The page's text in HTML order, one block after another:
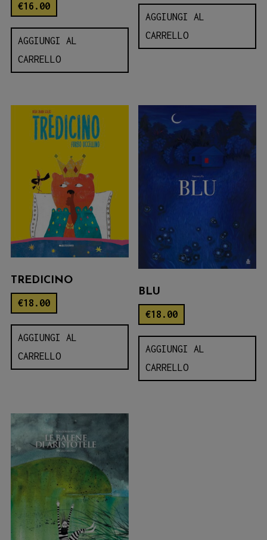
€16.00
AGGIUNGI AL
CARRELLO
AGGIUNGI AL
CARRELLO
TREDICINO
€18.00
AGGIUNGI AL
CARRELLO
BLU
€18.00
AGGIUNGI AL
CARRELLO